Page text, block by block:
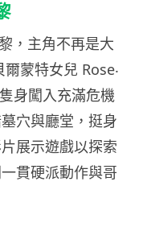
，主角不再是大
蒙特女兒 Rose‧
身闖入充滿危機
穴與廳堂，挺身
展示遊戲以探索
貫硬派動作與哥